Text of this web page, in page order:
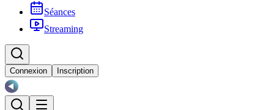
Séances
Streaming
Connexion Inscription